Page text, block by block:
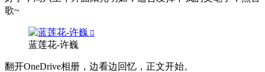
歌~
蓝莲花-许巍
翻开OneDrive相册，边看边回忆，正文开始。